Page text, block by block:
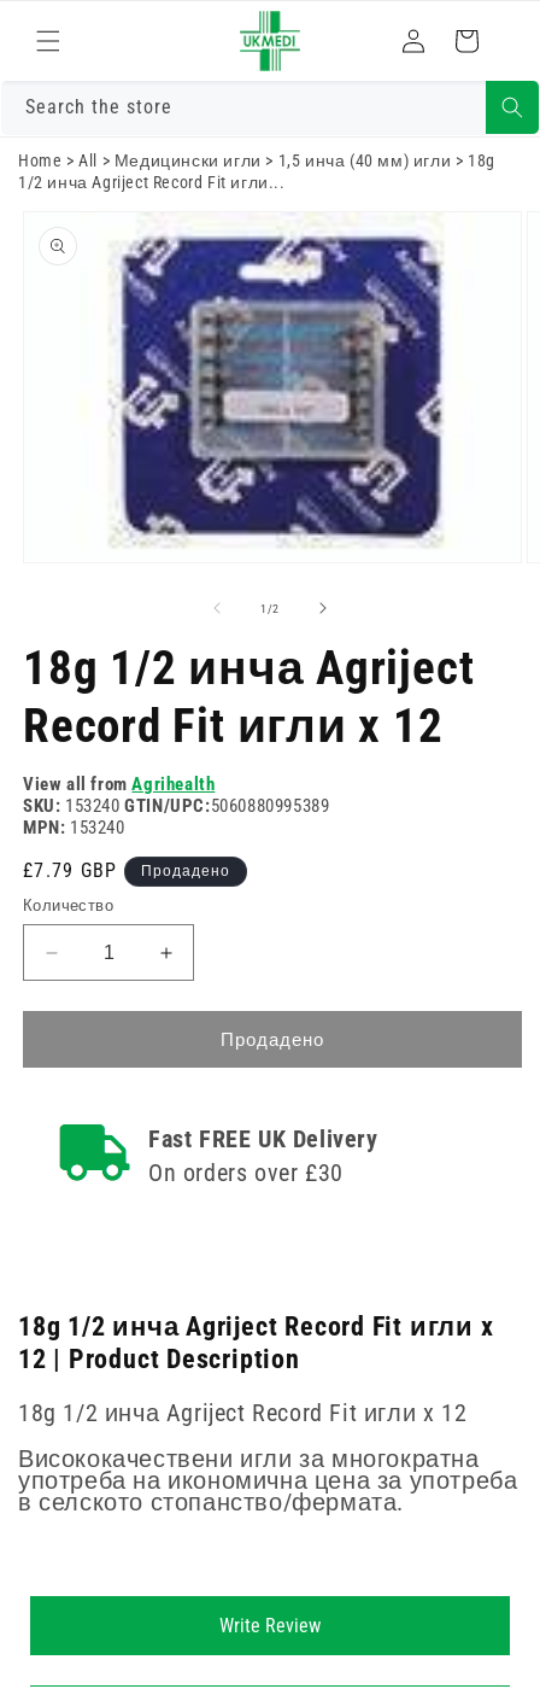
към
съдържанието
Влизам Количка
Search the store
Home >All > Медицински игли > 1,5 инча (40 мм) игли > 18g
1/2 инча Agriject Record Fit игли...
информацията
за продукта
режим
1 /на
2
18g 1/2 инча Agriject
Record Fit игли x 12
View all fromAgrihealth
SKU: 153240GTIN/UPC:5060880995389
MPN: 153240
Редовна
цена
£7.79 GBP Продадено
Количество
Намаляване
на
количеството
18g
Agriject
Record
Увеличете
количеството
за
1/2
Record
Fit
Продадено
Fast FREE UK Delivery
On orders over £30
18g 1/2 инча Agriject Record Fit игли x
12 | Product Description
18g 1/2 инча Agriject Record Fit игли x 12
Висококачествени игли за многократна
употреба на икономична цена за употреба
в селското стопанство/фермата.
Write Review